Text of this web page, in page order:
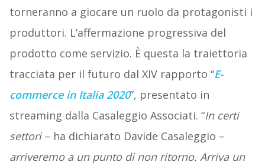
torneranno a giocare un ruolo da protagonisti i
produttori. L’affermazione progressiva del
prodotto come servizio. È questa la traiettoria
tracciata per il futuro dal XIV rapporto “E-
commerce in Italia 2020”, presentato in
streaming dalla Casaleggio Associati. “In certi
settori– ha dichiarato Davide Casaleggio –
arriveremo a un punto di non ritorno. Arriva un